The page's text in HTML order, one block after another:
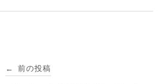
← 前の投稿